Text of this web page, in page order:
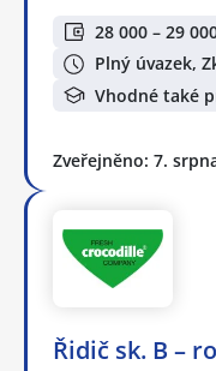
28 000 – 29
Plný úvazek,
Vhodné také
Zveřejněno: 7.
Řidič sk. B –